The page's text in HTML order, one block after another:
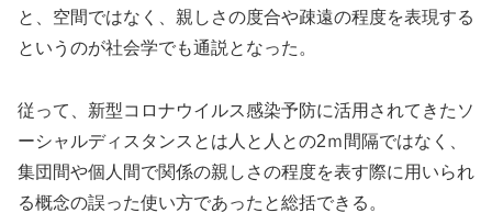
と、空間ではなく、親しさの度合や疎遠の程度を表現する
というのが社会学でも通説となった。
従って、新型コロナウイルス感染予防に活用されてきたソ
ーシャルディスタンスとは人と人との2ｍ間隔ではなく、
集団間や個人間で関係の親しさの程度を表す際に用いられ
る概念の誤った使い方であったと総括できる。